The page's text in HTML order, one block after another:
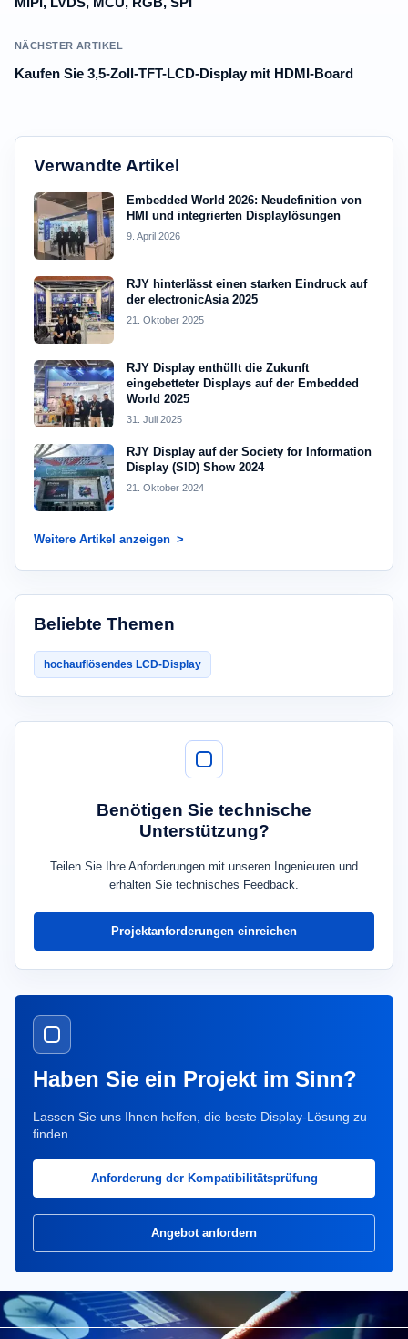
NÄCHSTER ARTIKEL
Kaufen Sie 3,5-Zoll-TFT-LCD-Display mit HDMI-Board
Verwandte Artikel
Embedded World 2026: Neudefinition von
HMI und integrierten Displaylösungen
9. April 2026
RJY hinterlässt einen starken Eindruck auf
der electronicAsia 2025
21. Oktober 2025
RJY Display enthüllt die Zukunft
eingebetteter Displays auf der Embedded
World 2025
31. Juli 2025
RJY Display auf der Society for Information
Display (SID) Show 2024
21. Oktober 2024
Weitere Artikel anzeigen
Beliebte Themen
hochauflösendes LCD-Display
Benötigen Sie technische
Unterstützung?
Teilen Sie Ihre Anforderungen mit unseren Ingenieuren und
erhalten Sie technisches Feedback.
Projektanforderungen einreichen
Haben Sie ein Projekt im Sinn?
Lassen Sie uns Ihnen helfen, die beste Display-Lösung zu
finden.
Anforderung der Kompatibilitätsprüfung
Angebot anfordern